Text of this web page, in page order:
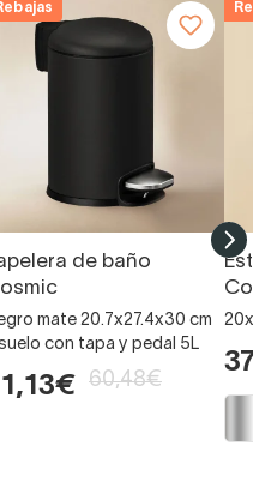
de baño
mate 20.7x27.4x30 cm
con tapa y pedal 5L
60,48€